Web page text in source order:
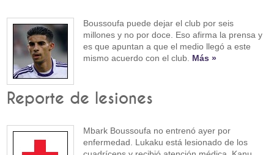
Boussoufa puede dejar el club por seis
millones y no por doce. Eso afirma la prensa y
es que apuntan a que el medio llegó a este
mismo acuerdo con el club. Más »
Reporte de lesiones
Mbark Boussoufa no entrenó ayer por
enfermedad. Lukaku está lesionado de los